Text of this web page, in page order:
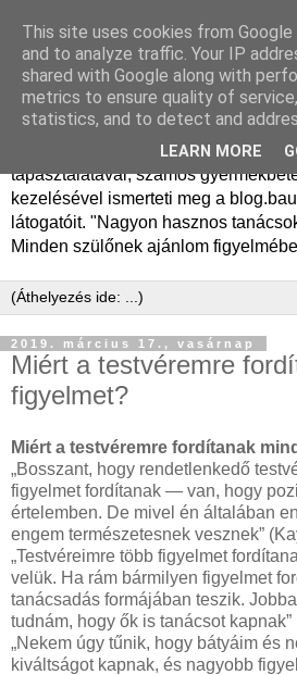
Dr. Bauer Béla
Dr. Bauer Béla Ph.D.
tapasztalatával, számos
kezelésével ismerteti meg a
látogatóit. "Nagyon hasznos
Minden szülőnek ajánlom
2019. március 17., vasárnap
Miért a testvéremre
figyelmet?
Miért a testvéremre fordítanak
„Bosszant, hogy rendetlenkedő
figyelmet fordítanak — van, hogy
értelemben. De mivel én általában
engem természetesnek vesznek”
„Testvéreimre több figyelmet
velük. Ha rám bármilyen figyelmet
tanácsadás formájában teszik.
tudnám, hogy ők is tanácsot kapnak”
„Nekem úgy tűnik, hogy bátyáim és
kiváltságot kapnak, és nagyobb
This site uses cookies from
and to analyze traffic. Your IP
shared with Google along with
metrics to ensure quality of
statistics, and to detect and
LEARN MORE